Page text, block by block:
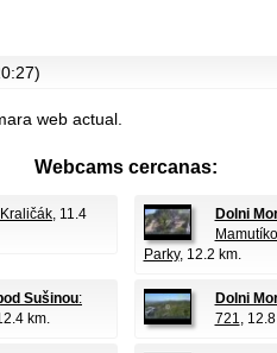
web actual.
Webcams cercanas:
, 11.4
Dolni
Parky, 12.2 km.
Sušinou:
km.
Dolni
721,